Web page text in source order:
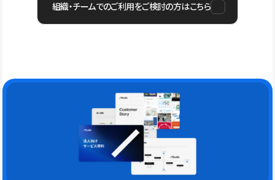
組織・チームでのご利用をご検討の方はこちら